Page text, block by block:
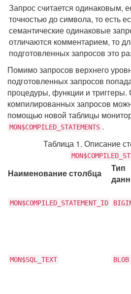
Запрос считается одинаковым,
точностью до символа, то есть
семантические одинаковые
отличаются комментарием, то
подготовленных запросов это
Помимо запросов верхнего
подготовленных запросов
процедуры, функции и
компилированных запросов
помощью новой таблицы
MON$COMPILED_STATEMENTS .
Таблица 1. Описание
Наименование столбца
Тип
MON$COMPILED_STATEMENT_ID
MON$SQL_TEXT